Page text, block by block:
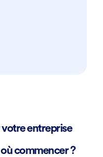
entreprise
où commencer ?